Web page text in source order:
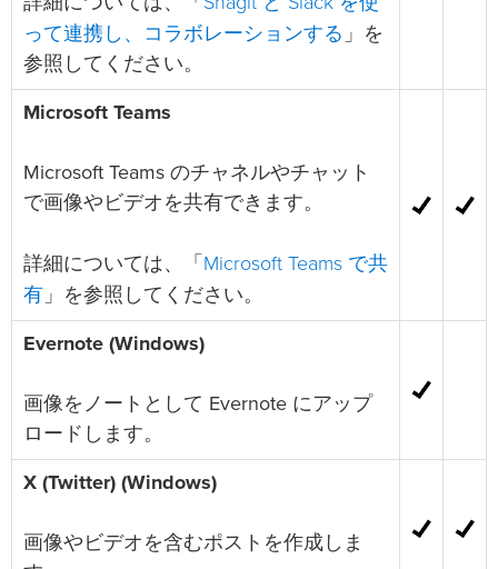
って連携し、コラボレーションする 」を
参照してください。
Microsoft Teams
Microsoft Teams のチャネルやチャット
で画像やビデオを共有できます。
詳細については、「 Microsoft Teams で共
有 」を参照してください。
Evernote (Windows)
画像をノートとして Evernote にアップ
ロードします。
X (Twitter) (Windows)
画像やビデオを含むポストを作成しま